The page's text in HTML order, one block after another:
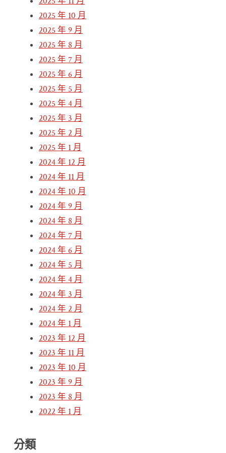
2025 年 10 月
2025 年 9 月
2025 年 8 月
2025 年 7 月
2025 年 6 月
2025 年 5 月
2025 年 4 月
2025 年 3 月
2025 年 2 月
2025 年 1 月
2024 年 12 月
2024 年 11 月
2024 年 10 月
2024 年 9 月
2024 年 8 月
2024 年 7 月
2024 年 6 月
2024 年 5 月
2024 年 4 月
2024 年 3 月
2024 年 2 月
2024 年 1 月
2023 年 12 月
2023 年 11 月
2023 年 10 月
2023 年 9 月
2023 年 8 月
2022 年 1 月
分類